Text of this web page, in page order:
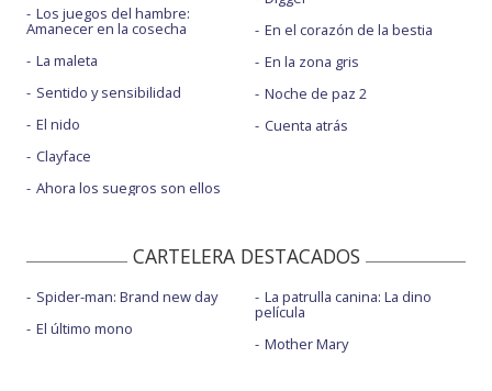
Los juegos del hambre:
Amanecer en la cosecha
La maleta
Sentido y sensibilidad
El nido
Clayface
Ahora los suegros son ellos
En el corazón de la bestia
En la zona gris
Noche de paz 2
Cuenta atrás
CARTELERA DESTACADOS
Spider-man: Brand new day
El último mono
La patrulla canina: La dino
película
Mother Mary